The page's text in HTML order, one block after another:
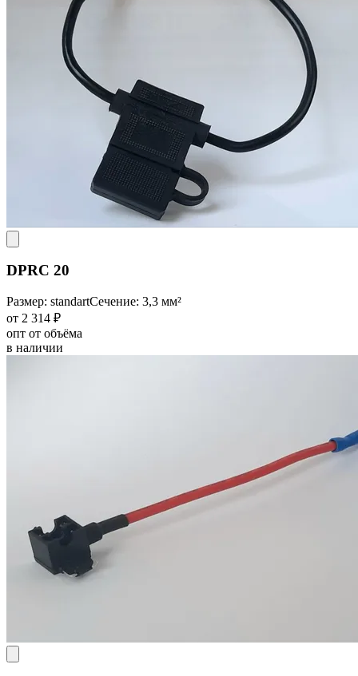
DPRC 20
Размер: standartСечение: 3,3 мм²
от 2 314 ₽
опт от объёма
в наличии